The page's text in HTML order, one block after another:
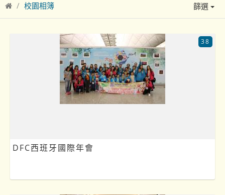
校園相簿 篩選
DFC西班牙國際年會
38